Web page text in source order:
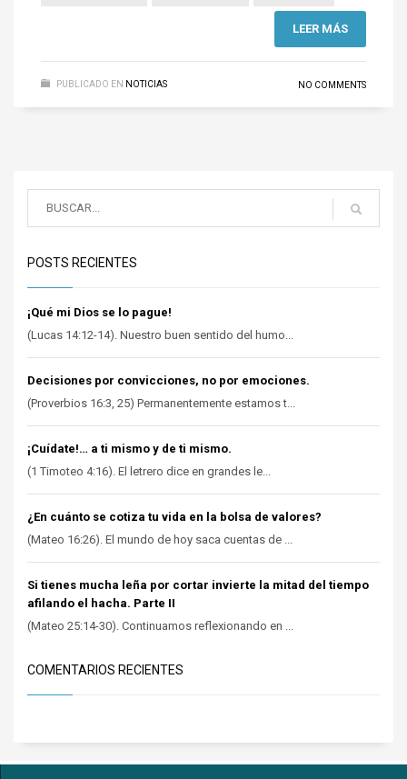
LEER MÁS
PUBLICADO EN NOTICIAS NO COMMENTS
POSTS RECIENTES
¡Qué mi Dios se lo pague!
(Lucas 14:12-14). Nuestro buen sentido del humo...
Decisiones por convicciones, no por emociones.
(Proverbios 16:3, 25) Permanentemente estamos t...
¡Cuídate!… a ti mismo y de ti mismo.
(1 Timoteo 4:16). El letrero dice en grandes le...
¿En cuánto se cotiza tu vida en la bolsa de valores?
(Mateo 16:26). El mundo de hoy saca cuentas de ...
Si tienes mucha leña por cortar invierte la mitad del tiempo
afilando el hacha. Parte II
(Mateo 25:14-30). Continuamos reflexionando en ...
COMENTARIOS RECIENTES